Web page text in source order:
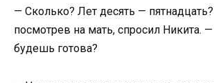
— Сколько? Лет десять —
посмотрев на мать, спросил Никита.
будешь готова?